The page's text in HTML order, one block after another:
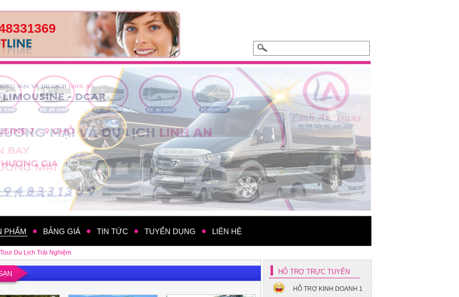
PHẨM BẢNG GIÁ TIN TỨC TUYỂN DỤNG LIÊN HỆ
Tour Du Lịch Trải Nghiệm
HỖ TRỢ TRỰC TUYẾN
HỖ TRỢ KINH DOANH 1